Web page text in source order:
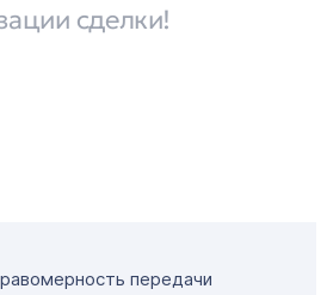
сделки!
передачи